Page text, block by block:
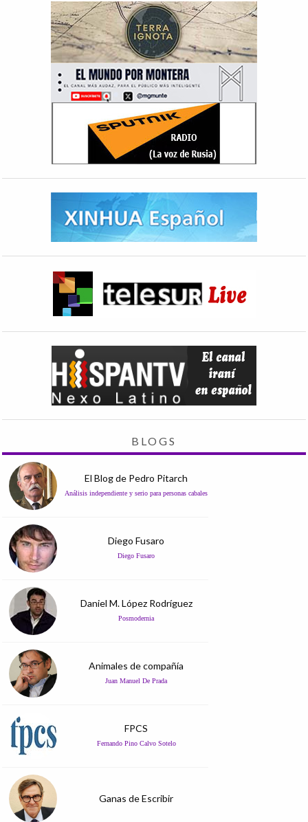
BLOGS
El Blog de Pedro Pitarch
Análisis independiente y serio para personas cabales
Diego Fusaro
Diego Fusaro
Daniel M. López Rodríguez
Posmodernia
Animales de compañía
Juan Manuel De Prada
FPCS
Fernando Pino Calvo Sotelo
Ganas de Escribir